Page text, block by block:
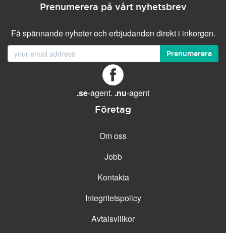
Prenumerera på vårt nyhetsbrev
Få spännande nyheter och erbjudanden direkt i inkorgen.
Prenumerera
.se-agent. .nu-agent
Företag
Om oss
Jobb
Kontakta
Integritetspolicy
Avtalsvillkor